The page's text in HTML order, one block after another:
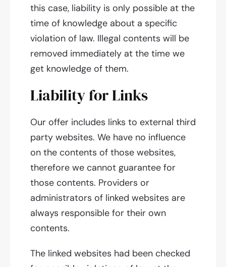
this case, liability is only possible at the
time of knowledge about a specific
violation of law. Illegal contents will be
removed immediately at the time we
get knowledge of them.
Liability for Links
Our offer includes links to external third
party websites. We have no influence
on the contents of those websites,
therefore we cannot guarantee for
those contents. Providers or
administrators of linked websites are
always responsible for their own
contents.
The linked websites had been checked